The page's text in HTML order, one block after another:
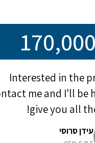
170,000
Interested in the
me and I'll be
give you all
עידן סרוסי